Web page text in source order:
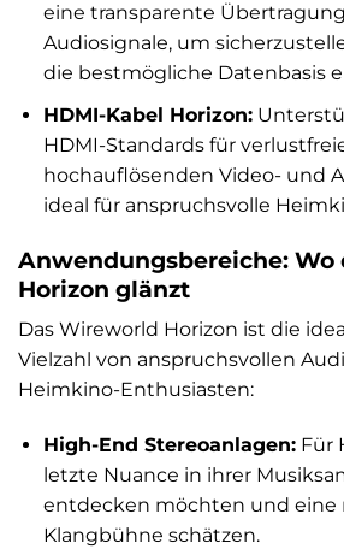
eine transparente
Audiosignale, um
die bestmögliche Datenbasis
HDMI-Kabel Horizon:
HDMI-Standards für
hochauflösenden Video- und
ideal für anspruchsvolle
Anwendungsbereiche: Wo
Horizon glänzt
Das Wireworld Horizon ist die
Vielzahl von anspruchsvollen
Heimkino-Enthusiasten:
High-End Stereoanlagen:Für
letzte Nuance in ihrer
entdecken möchten und eine
Klangbühne schätzen.